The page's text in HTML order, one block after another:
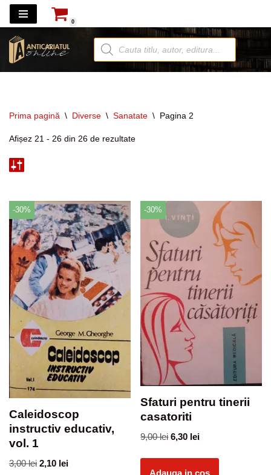
la
conținut
0
Prima pagină \ Diverse \ Sanatate \ Pagina 2
Afișez 21 - 26 din 26 de rezultate
-30%
Caleidoscop
instructiv educativ,
vol. 1
3,00lei 2,10 lei
-30%
Sfaturi pentru tinerii
casatoriti
9,00lei 6,30 lei
Adauga in cos